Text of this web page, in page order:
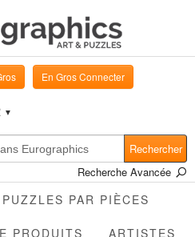
En Gros Connecter
▼
Rechercher
Recherche Avancée
PUZZLES PAR PIÈCES
PRODUITS ARTISTES